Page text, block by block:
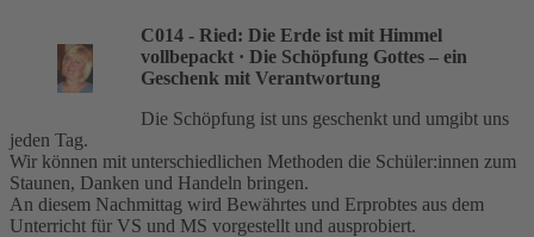
C014 - Ried: Die Erde ist mit Himmel
vollbepackt · Die Schöpfung Gottes – ein
Geschenk mit Verantwortung
Die Schöpfung ist uns geschenkt und umgibt uns
jeden Tag.
Wir können mit unterschiedlichen Methoden die Schüler:innen zum
Staunen, Danken und Handeln bringen.
An diesem Nachmittag wird Bewährtes und Erprobtes aus dem
Unterricht für VS und MS vorgestellt und ausprobiert.